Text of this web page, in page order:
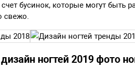
счет бусинок, которые могут
свежо.
ногтей 2019 фото